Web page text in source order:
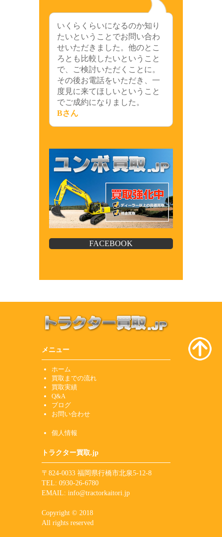
いくらくらいになるのか知り
たいということでお問い合わ
せいただきました。他のとこ
ろとも比較したいということ
で、ご検討いただくことに。
その後お電話をいただき、一
度見に来てほしいということ
でご成約になりました。
Bさん
FACEBOOK
メニュー
ホーム
買取までの流れ
買取実績
Q&A
ブログ
お問い合わせ
個人情報
トラクター買取.jp
〒824-0033 福岡県行橋市北泉5-12-8
TEL: 0930-26-6780
EMAIL: info@tractorkaitori.jp
Copyright © 2018
All rights reserved